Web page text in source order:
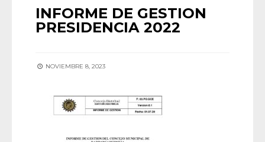
INFORME DE GESTION
PRESIDENCIA 2022
NOVIEMBRE 8, 2023